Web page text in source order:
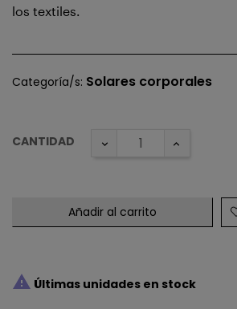
los textiles.
Categoría/s: Solares corporales
CANTIDAD
Añadir al carrito
 Últimas unidades en stock